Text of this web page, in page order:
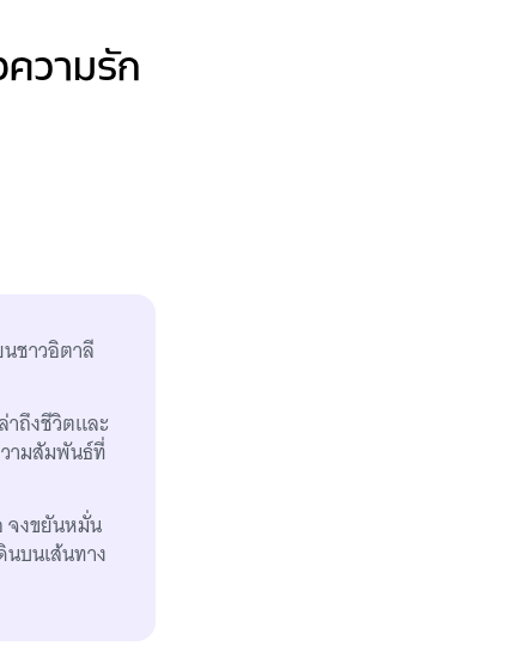
วามรัก
นชาวอิตาลี
าถึงชีวิตและ
ามสัมพันธ์ที่
จงขยันหมั่น
บนเส้นทาง